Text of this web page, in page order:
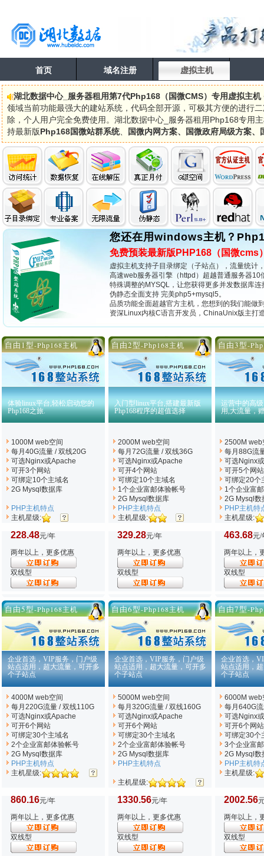
首页 域名注册 虚拟主机
湖北数据中心_服务器租用第7代Php168（国微CMS）专用虚拟主机
领域当前功能最强大的建站系统，代码全部开源，可极其方便的进行
除，个人用户完全免费使用。湖北数据中心_服务器租用Php168专用
持最新版Php168国微站群系统、 国微内网方案、国微政府局级方案、
您还在用windows主机？
免费预装最新版PHP168（国微cms
虚拟主机支持子目录绑定（子站点），流量统计
高速web服务器引擎（httpd）超越普通服务器10
特殊调整的MYSQL，让您获得更多并发数据库连
伪静态全面支持 完美php5+mysql5。
品质功能全面超越官方主机，您想到的我们能做
资深Linux内核C语言开发员，ChinaUnix版主打
自由1型-Php168主机
体验linux平台,轻松启动您的
Php168之旅.
1000M web空间
每月40G流量 / 双线20G
可选Nginx或Apache
可开3个网站
可绑定10个主域名
2G Mysql数据库
PHP主机特点
主机星级:
自由2型-Php168主机
入门型linux平台,搭建最新版
Php168程序的超值选择
2000M web空间
每月72G流量 / 双线36G
可选Nginx或Apache
可开4个网站
可绑定10个主域名
1个企业富邮体验帐号
2G Mysql数据库
PHP主机特点
主机星级:
自由3型-
运营中的高
用,大流量，
2500M web
每月88G流
可选Nginx
可开5个网站
可绑定20个
1个企业富
2G Mysql数
PHP主机特
主机星级:
228.48元/年
两年以上，更多优惠
双线型
329.28元/年
两年以上，更多优惠
双线型
463.68元/
两年以上，
双线型
自由5型-Php168主机
企业首选，VIP服务，门户级
站点适用，超大流量，可开多
个子站点
4000M web空间
每月220G流量 / 双线110G
可选Nginx或Apache
可开6个网站
可绑定30个主域名
2个企业富邮体验帐号
2G Mysql数据库
PHP主机特点
主机星级:
自由6型-Php168主机
企业首选，VIP服务，门户级
站点适用，超大流量，可开多
个子站点
5000M web空间
每月320G流量 / 双线160G
可选Nginx或Apache
可开6个网站
可绑定30个主域名
2个企业富邮体验帐号
2G Mysql数据库
PHP主机特点
主机星级:
自由7型-
企业首选，
站点适用，
个子站点
6000M web
每月640G
可选Nginx
可开6个网站
可绑定30个
3个企业富
2G Mysql数
PHP主机特
主机星级:
860.16元/年
两年以上，更多优惠
双线型
1330.56元/年
两年以上，更多优惠
双线型
2002.56
两年以上，
双线型